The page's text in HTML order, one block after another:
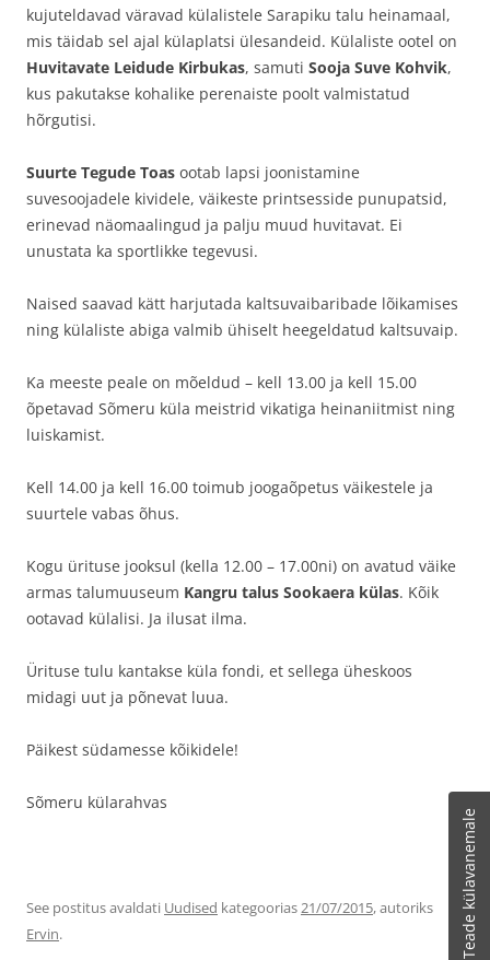
kujuteldavad väravad külalistele Sarapiku talu heinamaal,
mis täidab sel ajal külaplatsi ülesandeid. Külaliste ootel on
Huvitavate Leidude Kirbukas, samuti Sooja Suve Kohvik,
kus pakutakse kohalike perenaiste poolt valmistatud
hõrgutisi.
Suurte Tegude Toas ootab lapsi joonistamine
suvesoojadele kividele, väikeste printsesside punupatsid,
erinevad näomaalingud ja palju muud huvitavat. Ei
unustata ka sportlikke tegevusi.
Naised saavad kätt harjutada kaltsuvaibaribade lõikamises
ning külaliste abiga valmib ühiselt heegeldatud kaltsuvaip.
Ka meeste peale on mõeldud – kell 13.00 ja kell 15.00
õpetavad Sõmeru küla meistrid vikatiga heinaniitmist ning
luiskamist.
Kell 14.00 ja kell 16.00 toimub joogaõpetus väikestele ja
suurtele vabas õhus.
Kogu ürituse jooksul (kella 12.00 – 17.00ni) on avatud väike
armas talumuuseum Kangru talus Sookaera külas. Kõik
ootavad külalisi. Ja ilusat ilma.
Ürituse tulu kantakse küla fondi, et sellega üheskoos
midagi uut ja põnevat luua.
Päikest südamesse kõikidele!
Sõmeru külarahvas
See postitus avaldati Uudised kategoorias21/07/2015, autoriks
Ervin. Teade külavanemale